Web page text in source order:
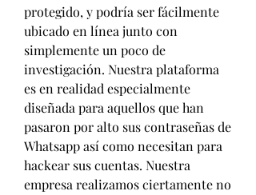
protegido, y podría ser fácilmente
ubicado en línea junto con
simplemente un poco de
investigación. Nuestra plataforma
es en realidad especialmente
diseñada para aquellos que han
pasaron por alto sus contraseñas de
Whatsapp así como necesitan para
hackear sus cuentas. Nuestra
empresa realizamos ciertamente no